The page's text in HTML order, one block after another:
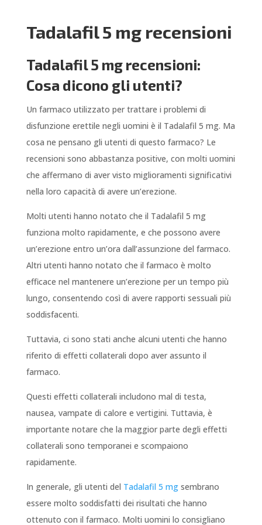
Tadalafil 5 mg recensioni
Tadalafil 5 mg recensioni:
Cosa dicono gli utenti?
Un farmaco utilizzato per trattare i problemi di
disfunzione erettile negli uomini è il Tadalafil 5 mg. Ma
cosa ne pensano gli utenti di questo farmaco? Le
recensioni sono abbastanza positive, con molti uomini
che affermano di aver visto miglioramenti significativi
nella loro capacità di avere un’erezione.
Molti utenti hanno notato che il Tadalafil 5 mg
funziona molto rapidamente, e che possono avere
un’erezione entro un’ora dall’assunzione del farmaco.
Altri utenti hanno notato che il farmaco è molto
efficace nel mantenere un’erezione per un tempo più
lungo, consentendo così di avere rapporti sessuali più
soddisfacenti.
Tuttavia, ci sono stati anche alcuni utenti che hanno
riferito di effetti collaterali dopo aver assunto il
farmaco.
Questi effetti collaterali includono mal di testa,
nausea, vampate di calore e vertigini. Tuttavia, è
importante notare che la maggior parte degli effetti
collaterali sono temporanei e scompaiono
rapidamente.
In generale, gli utenti del Tadalafil 5 mgsembrano
essere molto soddisfatti dei risultati che hanno
ottenuto con il farmaco. Molti uomini lo consigliano